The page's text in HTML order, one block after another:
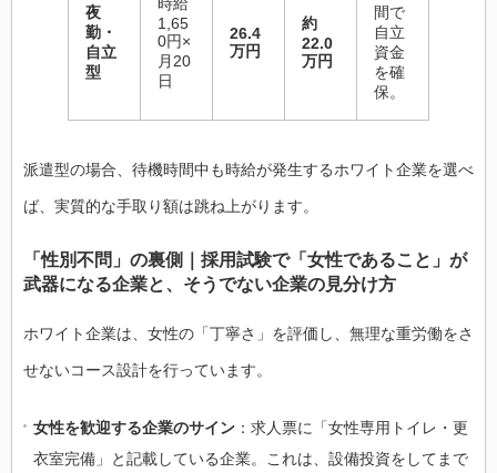
夜
勤・
自立
型
時給
1,65
0円×
月20
日
26.4
万円
約
22.0
万円
間で
自立
資金
を確
保。
派遣型の場合、待機時間中も時給が発生するホワイト企業を選べ
ば、実質的な手取り額は跳ね上がります。
「性別不問」の裏側｜採用試験で「女性であること」が
武器になる企業と、そうでない企業の見分け方
ホワイト企業は、女性の「丁寧さ」を評価し、無理な重労働をさ
せないコース設計を行っています。
女性を歓迎する企業のサイン ：求人票に「女性専用トイレ・更
衣室完備」と記載している企業。これは、設備投資をしてまで